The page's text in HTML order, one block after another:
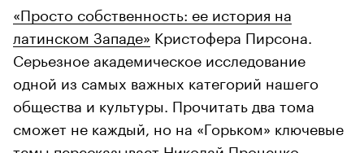
«Просто собственность: ее история на
латинском Западе» Кристофера Пирсона.
Серьезное академическое исследование
одной из самых важных категорий нашего
общества и культуры. Прочитать два тома
сможет не каждый, но на «Горьком» ключевые